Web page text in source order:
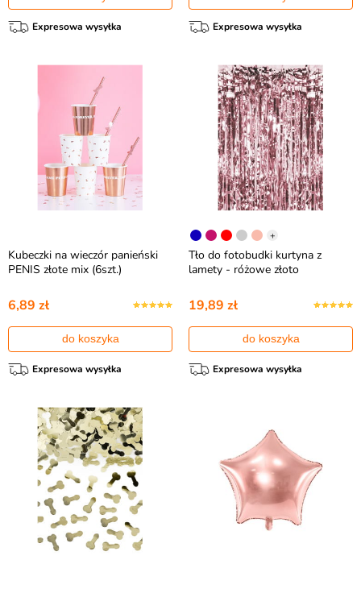
Expresowa wysyłka Expresowa wysyłka
Kubeczki na wieczór panieński
PENIS złote mix (6szt.)
6,89 zł
do koszyka
Expresowa wysyłka
+
Tło do fotobudki kurtyna z
lamety - różowe złoto
19,89 zł
do koszyka
Expresowa wysyłka